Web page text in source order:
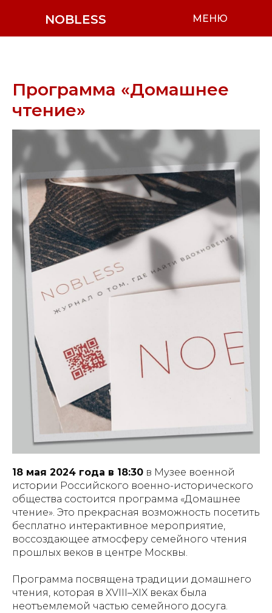
NOBLESS МЕНЮ
Программа «Домашнее
чтение»
18 мая 2024 года в 18:30 в Музее военной
истории Российского военно-исторического
общества состоится программа «Домашнее
чтение». Это прекрасная возможность посетить
бесплатно интерактивное мероприятие,
воссоздающее атмосферу семейного чтения
прошлых веков в центре Москвы.
Программа посвящена традиции домашнего
чтения, которая в XVIII–XIX веках была
неотъемлемой частью семейного досуга.